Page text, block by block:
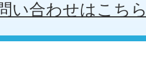
い合わせはこち